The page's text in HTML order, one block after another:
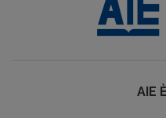
AIE